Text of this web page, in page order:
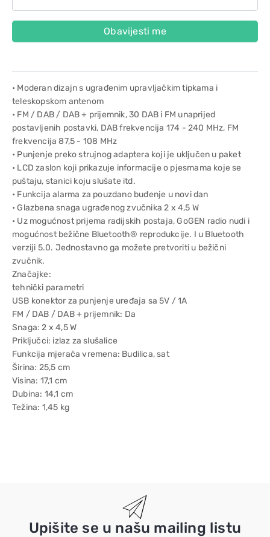
Obavijesti me
• Moderan dizajn s ugrađenim upravljačkim tipkama i
teleskopskom antenom
• FM / DAB / DAB + prijemnik, 30 DAB i FM unaprijed
postavljenih postavki, DAB frekvencija 174 - 240 MHz, FM
frekvencija 87,5 - 108 MHz
• Punjenje preko strujnog adaptera koji je uključen u paket
• LCD zaslon koji prikazuje informacije o pjesmama koje se
puštaju, stanici koju slušate itd.
• Funkcija alarma za pouzdano buđenje u novi dan
• Glazbena snaga ugrađenog zvučnika 2 x 4,5 W
• Uz mogućnost prijema radijskih postaja, GoGEN radio nudi i
mogućnost bežične Bluetooth® reprodukcije. I u Bluetooth
verziji 5.0. Jednostavno ga možete pretvoriti u bežični
zvučnik.
Značajke:
tehnički parametri
USB konektor za punjenje uređaja sa 5V / 1A
FM / DAB / DAB + prijemnik: Da
Snaga: 2 x 4,5 W
Priključci: izlaz za slušalice
Funkcija mjerača vremena: Budilica, sat
Širina: 25,5 cm
Visina: 17,1 cm
Dubina: 14,1 cm
Težina: 1,45 kg
Upišite se u našu mailing listu